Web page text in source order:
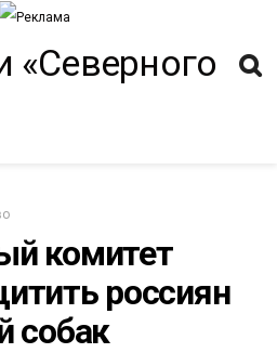
комитет
россиян
собак